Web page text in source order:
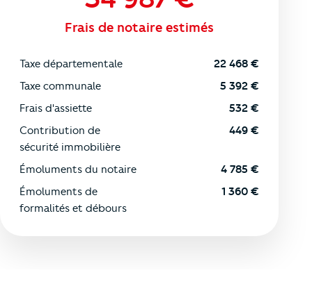
Frais de notaire estimés
Taxe départementale 22 468 €
Taxe communale
5 392 €
Frais d'assiette
532 €
Contribution de
sécurité immobilière
449 €
Émoluments du notaire 4 785 €
Émoluments de
formalités et débours
1 360 €